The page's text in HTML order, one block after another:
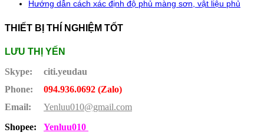
Hướng dẫn cách xác định độ phủ màng sơn, vật liệu phủ
THIẾT BỊ THÍ NGHIỆM TỐT
LƯU THỊ YẾN
Skype:
citi.yeudau
Phone:
094.936.0692 (Zalo)
Email:
Yenluu010@gmail.com
Shopee:
Yenluu010